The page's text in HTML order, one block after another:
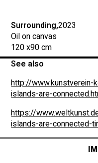
Surrounding,2023
Oil on canvas
120 x90 cm
See also
http://
islands-are-
https://
islands-are-connected-